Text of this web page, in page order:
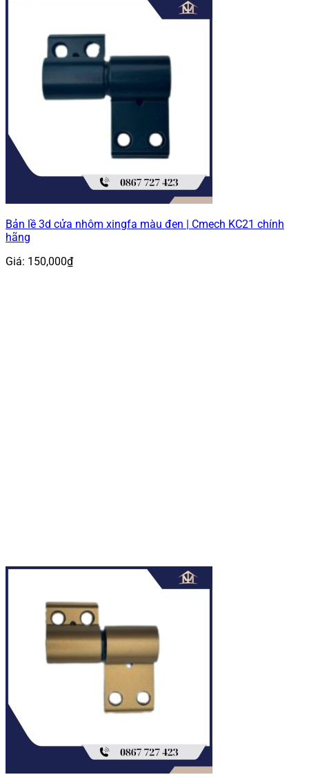
Bản lề 3d cửa nhôm xingfa màu đen | Cmech KC21 chính
hãng
Giá: 150,000₫